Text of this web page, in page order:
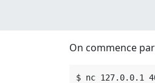
On commence
$ nc